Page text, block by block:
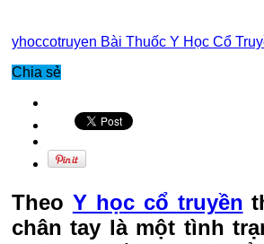
yhoccotruyen Bài Thuốc Y Học Cổ
Chia sẻ
Theo Y học cổ truyền
chân tay là một tình